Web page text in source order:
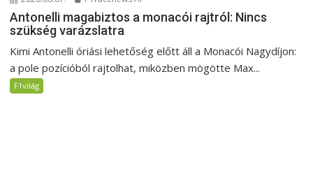
Antonelli magabiztos a monacói rajtról: Nincs
szükség varázslatra
Kimi Antonelli óriási lehetőség előtt áll a Monacói Nagydíjon:
a pole pozícióból rajtolhat, miközben mögötte Max...
F1világ